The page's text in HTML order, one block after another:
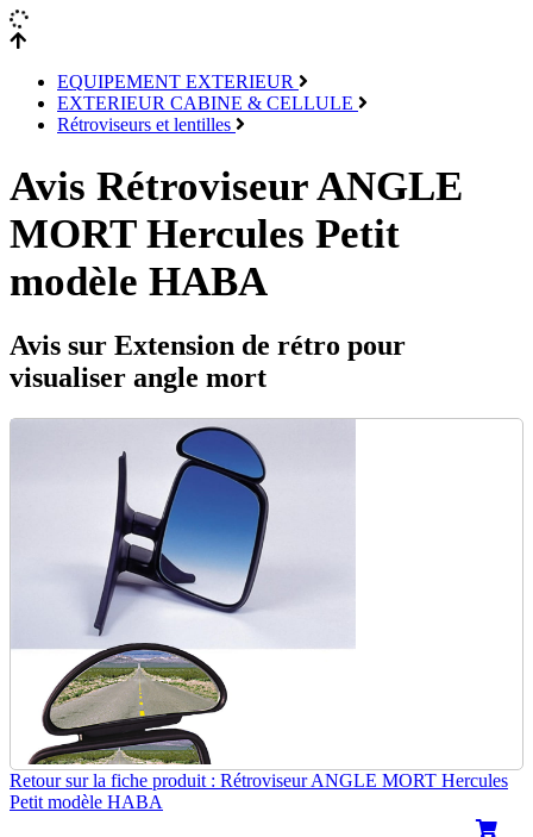
EQUIPEMENT EXTERIEUR
EXTERIEUR CABINE & CELLULE
Rétroviseurs et lentilles
Avis Rétroviseur ANGLE
MORT Hercules Petit
modèle HABA
Avis sur Extension de rétro pour
visualiser angle mort
Retour sur la fiche produit : Rétroviseur ANGLE MORT Hercules
Petit modèle HABA